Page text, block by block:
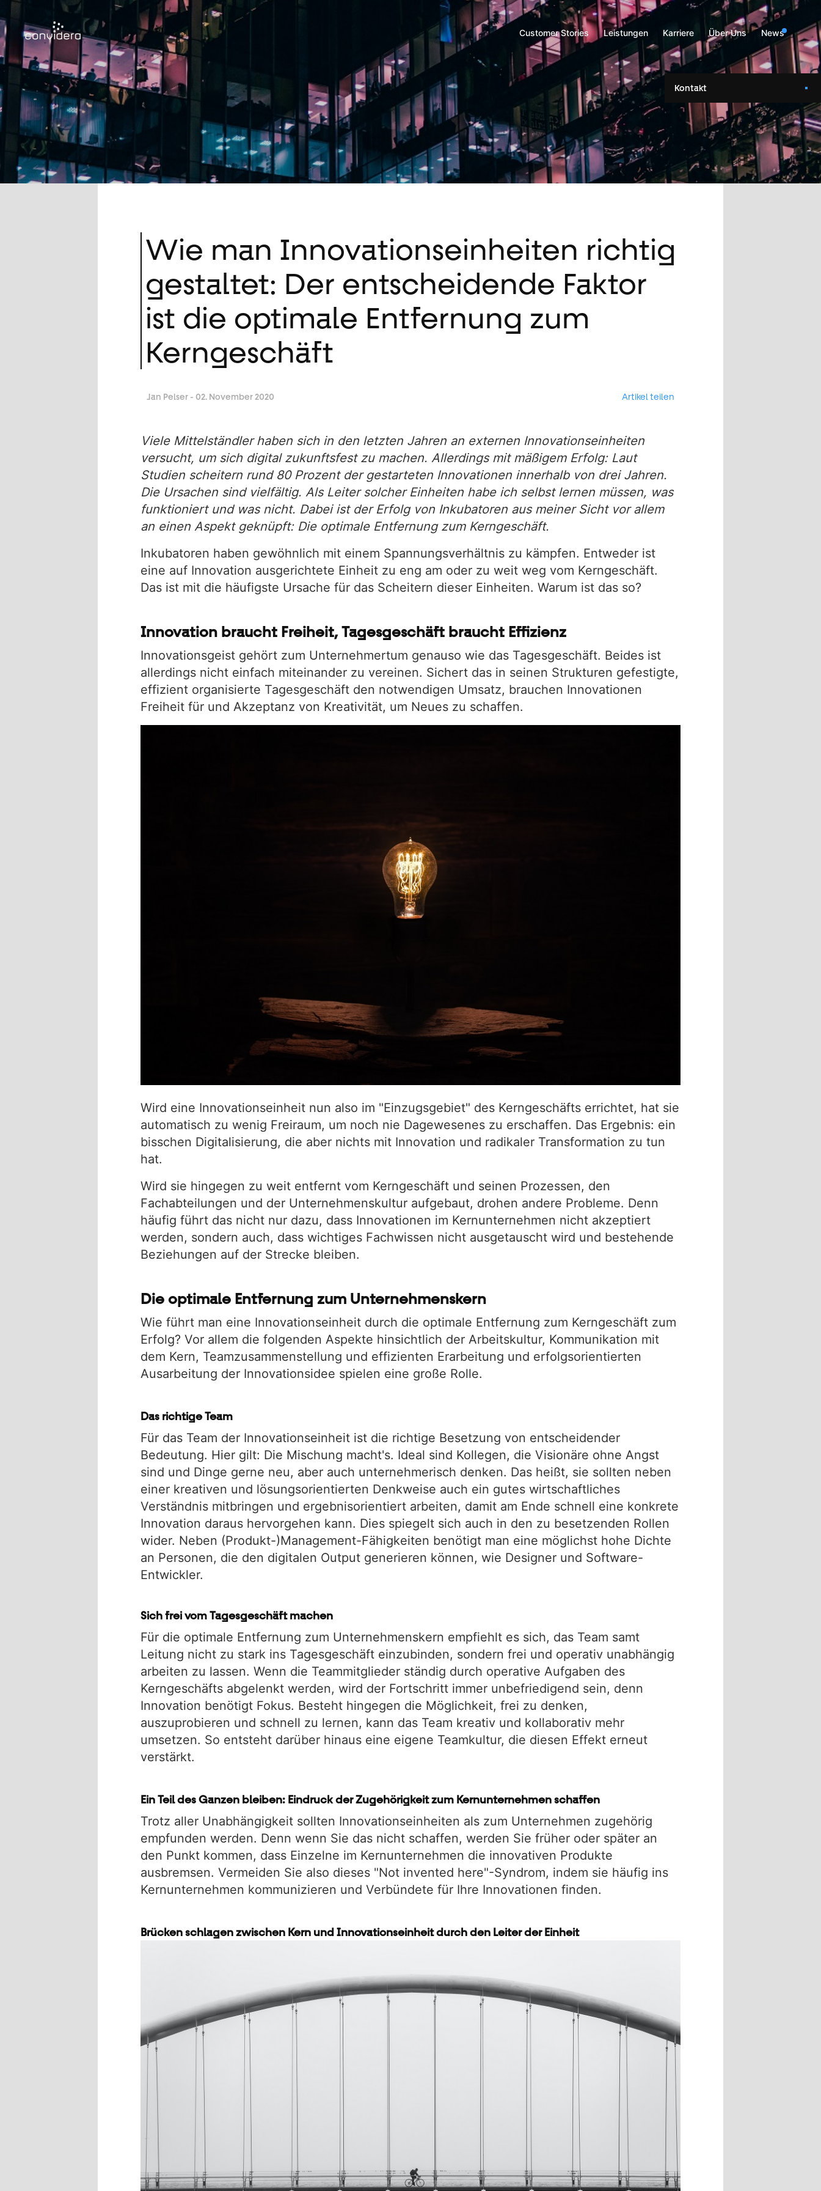
Kontakt
Customer Stories Leistungen Karriere Über Uns News
Wie man Innovationseinheiten richtig
gestaltet: Der entscheidende Faktor
ist die optimale Entfernung zum
Kerngeschäft
Jan Pelser - 02. November 2020 Artikel teilen
Viele Mittelständler haben sich in den letzten Jahren an externen Innovationseinheiten
versucht, um sich digital zukunftsfest zu machen. Allerdings mit mäßigem Erfolg: Laut
Studien scheitern rund 80 Prozent der gestarteten Innovationen innerhalb von drei Jahren.
Die Ursachen sind vielfältig. Als Leiter solcher Einheiten habe ich selbst lernen müssen, was
funktioniert und was nicht. Dabei ist derErfolg von Inkubatoren aus meiner Sicht vor allem
an einen Aspekt geknüpft: Die optimale Entfernung zum Kerngeschäft.
Inkubatoren haben gewöhnlich mit einem Spannungsverhältnis zu kämpfen. Entweder ist
eine auf Innovation ausgerichtete Einheit zu eng am oder zu weit weg vom Kerngeschäft.
Das ist mit die häufigste Ursache für das Scheitern dieser Einheiten. Warum ist das so?
Innovation braucht Freiheit, Tagesgeschäft braucht Effizienz
Innovationsgeist gehört zum Unternehmertum genauso wie das Tagesgeschäft. Beides ist
allerdings nicht einfach miteinander zu vereinen. Sichert das in seinen Strukturen gefestigte,
effizient organisierte Tagesgeschäft den notwendigen Umsatz, brauchen Innovationen
Freiheit für und Akzeptanz von Kreativität, um Neues zu schaffen.
Wird eine Innovationseinheit nun also im "Einzugsgebiet" des Kerngeschäfts errichtet, hat sie
automatisch zu wenig Freiraum, um noch nie Dagewesenes zu erschaffen. Das Ergebnis: ein
bisschen Digitalisierung, die aber nichts mit Innovation und radikaler Transformation zu tun
hat.
Wird sie hingegen zu weit entfernt vom Kerngeschäft und seinen Prozessen, den
Fachabteilungen und der Unternehmenskultur aufgebaut, drohen andere Probleme. Denn
häufig führt das nicht nur dazu, dass Innovationen im Kernunternehmen nicht akzeptiert
werden, sondern auch, dass wichtiges Fachwissen nicht ausgetauscht wird und bestehende
Beziehungen auf der Strecke bleiben.
Die optimale Entfernung zum Unternehmenskern
Wie führt man eine Innovationseinheit durch die optimale Entfernung zum Kerngeschäft zum
Erfolg? Vor allem die folgenden Aspekte hinsichtlich der Arbeitskultur, Kommunikation mit
dem Kern, Teamzusammenstellung und effizienten Erarbeitung und erfolgsorientierten
Ausarbeitung der Innovationsidee spielen eine große Rolle.
Das richtige Team
Für das Team der Innovationseinheit ist die richtige Besetzung von entscheidender
Bedeutung. Hier gilt: Die Mischung macht's. Ideal sind Kollegen, die Visionäre ohne Angst
sind und Dinge gerne neu, aber auch unternehmerisch denken. Das heißt, sie sollten neben
einer kreativen und lösungsorientierten Denkweise auch ein gutes wirtschaftliches
Verständnis mitbringen und ergebnisorientiert arbeiten, damit am Ende schnell eine konkrete
Innovation daraus hervorgehen kann. Dies spiegelt sich auch in den zu besetzenden Rollen
wider. Neben (Produkt-)Management-Fähigkeiten benötigt man eine möglichst hohe Dichte
an Personen, die den digitalen Output generieren können, wie Designer und Software-
Entwickler.
Sich frei vom Tagesgeschäft machen
Für die optimale Entfernung zum Unternehmenskern empfiehlt es sich, das Team samt
Leitung nicht zu stark ins Tagesgeschäft einzubinden, sondern frei und operativ unabhängig
arbeiten zu lassen. Wenn die Teammitglieder ständig durch operative Aufgaben des
Kerngeschäfts abgelenkt werden, wird der Fortschritt immer unbefriedigend sein, denn
Innovation benötigt Fokus. Besteht hingegen die Möglichkeit, frei zu denken,
auszuprobieren und schnell zu lernen, kann das Team kreativ und kollaborativ mehr
umsetzen. So entsteht darüber hinaus eine eigene Teamkultur, die diesen Effekt erneut
verstärkt.
Ein Teil des Ganzen bleiben: Eindruck der Zugehörigkeit zum Kernunternehmen schaffen
Trotz aller Unabhängigkeit sollten Innovationseinheiten als zum Unternehmen zugehörig
empfunden werden. Denn wenn Sie das nicht schaffen, werden Sie früher oder später an
den Punkt kommen, dass Einzelne im Kernunternehmen die innovativen Produkte
ausbremsen. Vermeiden Sie also dieses "Not invented here"-Syndrom, indem sie häufig ins
Kernunternehmen kommunizieren und Verbündete für Ihre Innovationen finden.
Brücken schlagen zwischen Kern und Innovationseinheit durch den Leiter der Einheit